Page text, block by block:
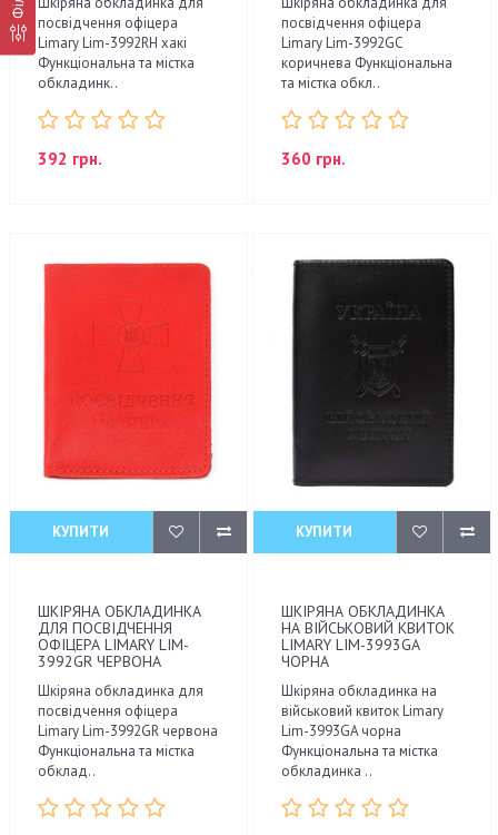
посвідчення офіцера
Limary Lim-3992RH хакі
Функціональна та містка
обкладинк..
392 грн.
посвідчення офіцера
Limary Lim-3992GC
коричнева Функціональна
та містка обкл..
360 грн.
КУПИТИ
ШКІРЯНА ОБКЛАДИНКА
ДЛЯ ПОСВІДЧЕННЯ
ОФІЦЕРА LIMARY LIM-
3992GR ЧЕРВОНА
Шкіряна обкладинка для
посвідчення офіцера
Limary Lim-3992GR червона
Функціональна та містка
обклад..
КУПИТИ
ШКІРЯНА ОБКЛАДИНКА
НА ВІЙСЬКОВИЙ КВИТОК
LIMARY LIM-3993GA
ЧОРНА
Шкіряна обкладинка на
військовий квиток Limary
Lim-3993GA чорна
Функціональна та містка
обкладинка ..